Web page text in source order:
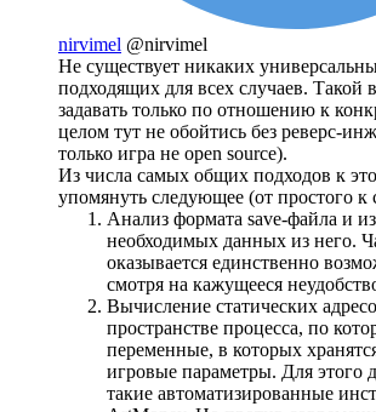
nirvimel @nirvimel
Не существует никаких
подходящих для всех случаев. Такой
задавать только по отношению к
целом тут не обойтись без реверс-
только игра не open source).
Из числа самых общих подходов к
упомянуть следующее (от простого
Анализ формата save-файла и
необходимых данных из него.
оказывается единственно
смотря на кажущееся
Вычисление статических
пространстве процесса, по
переменные, в которых
игровые параметры. Для этого
такие автоматизированные